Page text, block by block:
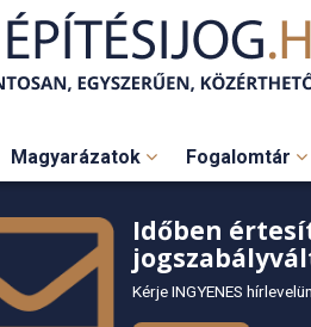
Magyarázatok Fogalomtár
Időben
Kérje INGYENES